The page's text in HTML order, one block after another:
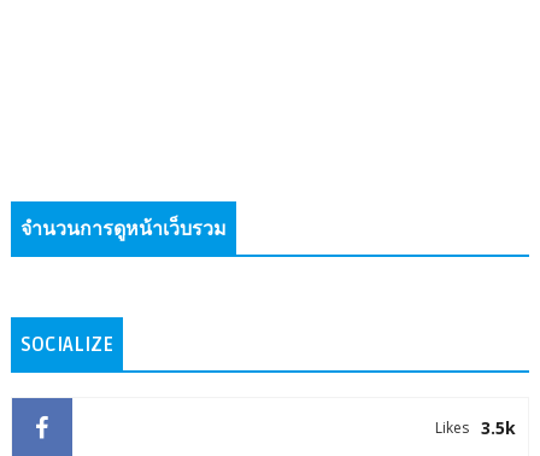
จำนวนการดูหน้าเว็บรวม
SOCIALIZE
3.5k
Likes